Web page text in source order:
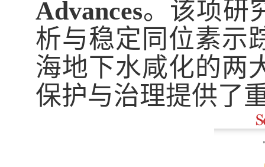
Advances。该项研
析与稳定同位素示
海地下水咸化的两
保护与治理提供了